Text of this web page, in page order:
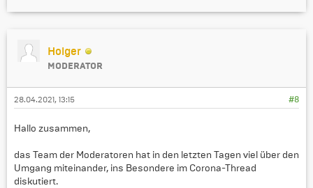
Holger
MODERATOR
#8
28.04.2021, 13:15
Hallo zusammen,
das Team der Moderatoren hat in den letzten Tagen viel über den
Umgang miteinander, ins Besondere im Corona-Thread
diskutiert.